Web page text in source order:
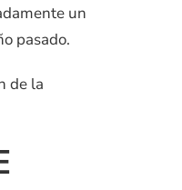
un
pasado.
de la